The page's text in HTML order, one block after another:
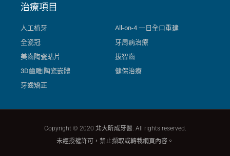
治療項目
人工植牙
全瓷冠
美齒陶瓷貼片
3D齒雕|陶瓷嵌體
牙齒矯正
All-on-4 一日全口重建
牙周病治療
拔智齒
健保治療
Copyright © 2020 北大昕成牙醫. All rights reserved.
未經授權許可，禁止擷取或轉載網頁內容。